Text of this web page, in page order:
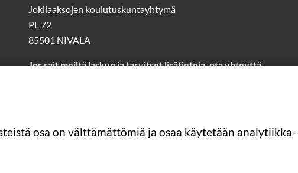
Jokilaaksojen koulutuskuntayhtymä
PL 72
85501 NIVALA
Jos sait meiltä laskun ja tarvitset lisätietoja, ota yhteyttä
Lue lisää laskutuksesta
osa on välttämättömiä ja osaa käytetään